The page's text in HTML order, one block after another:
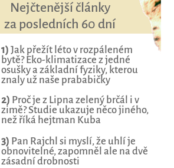
Nejčtenější články
za posledních 60 dní
1) Jak přežít léto v rozpáleném
bytě? Eko-klimatizace z jedné
osušky a základní fyziky, kterou
znaly už naše prababičky
2) Proč je z Lipna zelený brčál i v
zimě? Studie ukazuje něco jiného,
než říká hejtman Kuba
3) Pan Rajchl si myslí, že uhlí je
obnovitelné, zapomněl ale na dvě
zásadní drobnosti